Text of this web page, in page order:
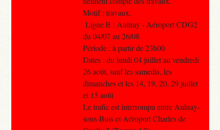
Motif : travaux.
Ligne B : Aulnay - Aéroport CDG2
du 04/07 au 26/08
Période : à partir de 23h00
Dates : du lundi 04 juillet au vendredi
26 août, sauf les samedis, les
dimanches et les 14, 19, 20, 29 juillet
et 15 août
Le trafic est interrompu entre Aulnay-
sous-Bois et Aéroport Charles de